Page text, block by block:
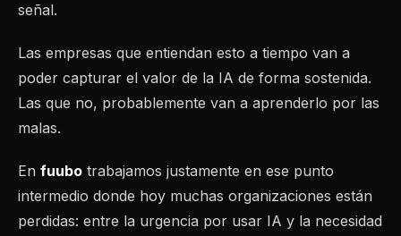
señal.
Las empresas que entiendan esto a tiempo van a
poder capturar el valor de la IA de forma sostenida.
Las que no, probablemente van a aprenderlo por las
malas.
En fuubo trabajamos justamente en ese punto
intermedio donde hoy muchas organizaciones están
perdidas: entre la urgencia por usar IA y la necesidad